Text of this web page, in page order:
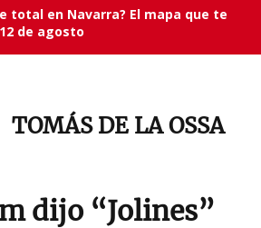
total en Navarra? El mapa que te
de agosto
TOMÁS DE LA OSSA
dijo “Jolines”